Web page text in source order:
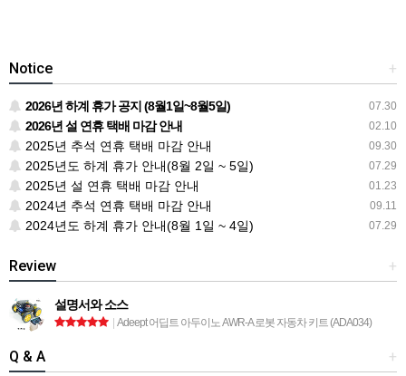
+
Notice
07.30
2026년 하계 휴가 공지 (8월1일~8월5일)
02.10
2026년 설 연휴 택배 마감 안내
09.30
2025년 추석 연휴 택배 마감 안내
07.29
2025년도 하계 휴가 안내(8월 2일 ~ 5일)
01.23
2025년 설 연휴 택배 마감 안내
09.11
2024년 추석 연휴 택배 마감 안내
07.29
2024년도 하계 휴가 안내(8월 1일 ~ 4일)
+
Review
설명서와 소스
| Adeept 어딥트 아두이노 AWR-A 로봇 자동차 키트 (ADA034)
+
Q & A